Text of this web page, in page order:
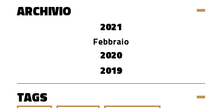
ARCHIVIO
2021
Febbraio
2020
2019
TAGS